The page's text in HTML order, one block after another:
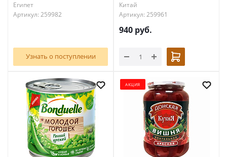
Египет
Артикул: 259982
Узнать о поступлении
Китай
Артикул: 259961
940 руб.
АКЦИЯ